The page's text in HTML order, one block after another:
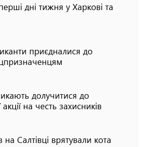
дні тижня у Харкові та
приєдналися до
долучитися до
акції на честь захисників
на Салтівці врятували кота